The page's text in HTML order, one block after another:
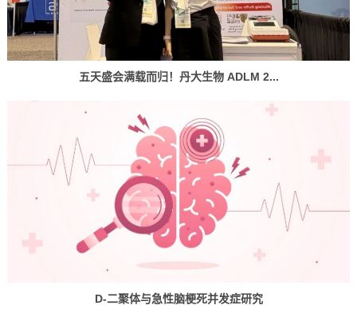
五天盛会满载而归！丹大生物 ADLM 2...
D-二聚体与急性脑梗死并发症研究